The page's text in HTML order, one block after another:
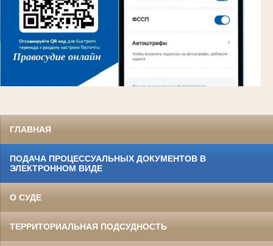
ГЛАВНАЯ
ПОДАЧА ПРОЦЕССУАЛЬНЫХ ДОКУМЕНТОВ В
ЭЛЕКТРОННОМ ВИДЕ
О СУДЕ
ТЕРРИТОРИАЛЬНАЯ ПОДСУДНОСТЬ